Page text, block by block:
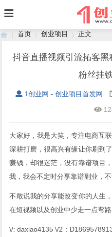
首页 创业项目 正文
抖音直播视频引流拓客
粉丝挂
1创业网 - 创业项目首发网
大家好，我是大笑，专注电商互
深耕打磨，很高兴有缘让你刷到
赚钱，却很迷茫，没有靠谱项目
我，我会不定时分享靠谱副业，
不敢说我的分享能改变你的人生
在短视频以及创业中少走一点弯路
\/: daxiao4135 \/2：